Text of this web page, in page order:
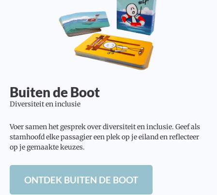
Buiten de Boot
Diversiteit en inclusie
Voer samen het gesprek over diversiteit en inclusie. Geef als
stamhoofd elke passagier een plek op je eiland en reflecteer
op je gemaakte keuzes.
ONTDEK BUITEN DE BOOT